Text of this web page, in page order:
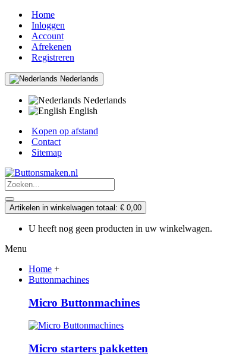
Home
Inloggen
Account
Afrekenen
Registreren
Nederlands
Nederlands
English
Kopen op afstand
Contact
Sitemap
Artikelen in winkelwagen totaal: € 0,00
U heeft nog geen producten in uw winkelwagen.
Menu
Home +
Buttonmachines
Micro Buttonmachines
Micro starters pakketten